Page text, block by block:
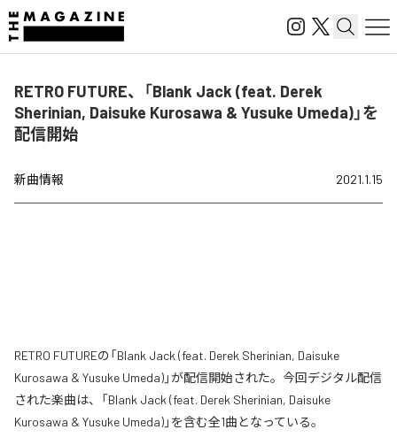
RETRO FUTURE、「Blank Jack (feat. Derek
Sherinian, Daisuke Kurosawa & Yusuke Umeda)」を
配信開始
新曲情報 2021.1.15
RETRO FUTUREの「Blank Jack (feat. Derek Sherinian, Daisuke
Kurosawa & Yusuke Umeda)」が配信開始された。今回デジタル配信
された楽曲は、「Blank Jack (feat. Derek Sherinian, Daisuke
Kurosawa & Yusuke Umeda)」を含む全1曲となっている。